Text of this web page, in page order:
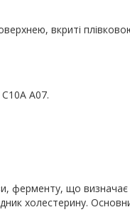
вкриті
С10А А07.
ферменту, що визначає
холестерину.